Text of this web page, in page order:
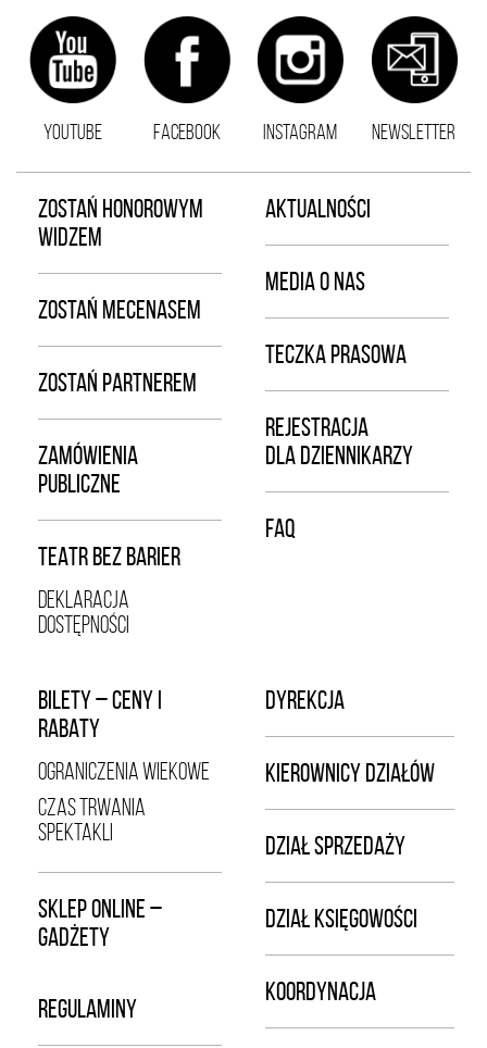
YOUTUBE FACEBOOK INSTAGRAM NEWSLETTER
ZOSTAŃ HONOROWYM
WIDZEM
ZOSTAŃ MECENASEM
ZOSTAŃ PARTNEREM
ZAMÓWIENIA
PUBLICZNE
TEATR BEZ BARIER
DEKLARACJA
DOSTĘPNOŚCI
AKTUALNOŚCI
MEDIA O NAS
TECZKA PRASOWA
REJESTRACJA
DLA DZIENNIKARZY
FAQ
BILETY – CENY I
RABATY
OGRANICZENIA WIEKOWE
CZAS TRWANIA
SPEKTAKLI
SKLEP ONLINE –
GADŻETY
REGULAMINY
DYREKCJA
KIEROWNICY DZIAŁÓW
DZIAŁ SPRZEDAŻY
DZIAŁ KSIĘGOWOŚCI
KOORDYNACJA